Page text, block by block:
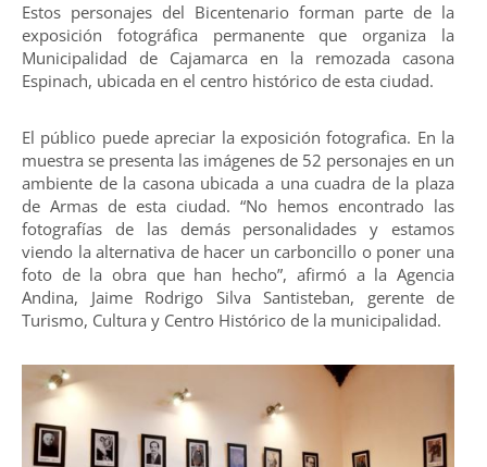
Estos personajes del Bicentenario forman parte de la
exposición fotográfica permanente que organiza la
Municipalidad de Cajamarca en la remozada casona
Espinach, ubicada en el centro histórico de esta ciudad.
El público puede apreciar la exposición fotografica. En la
muestra se presenta las imágenes de 52 personajes en un
ambiente de la casona ubicada a una cuadra de la plaza
de Armas de esta ciudad. “No hemos encontrado las
fotografías de las demás personalidades y estamos
viendo la alternativa de hacer un carboncillo o poner una
foto de la obra que han hecho”, afirmó a la Agencia
Andina, Jaime Rodrigo Silva Santisteban, gerente de
Turismo, Cultura y Centro Histórico de la municipalidad.